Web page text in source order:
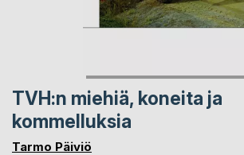
TVH:n miehiä, koneita ja
kommelluksia
Tarmo Päiviö